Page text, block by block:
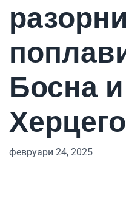
Босна и
февруари 24, 2025